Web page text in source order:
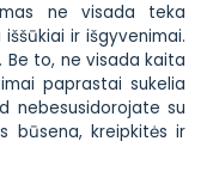
ne visada teka
ir išgyvenimai.
Be to, ne visada kaita
paprastai sukelia
nebesusidorojate su
būsena, kreipkitės ir